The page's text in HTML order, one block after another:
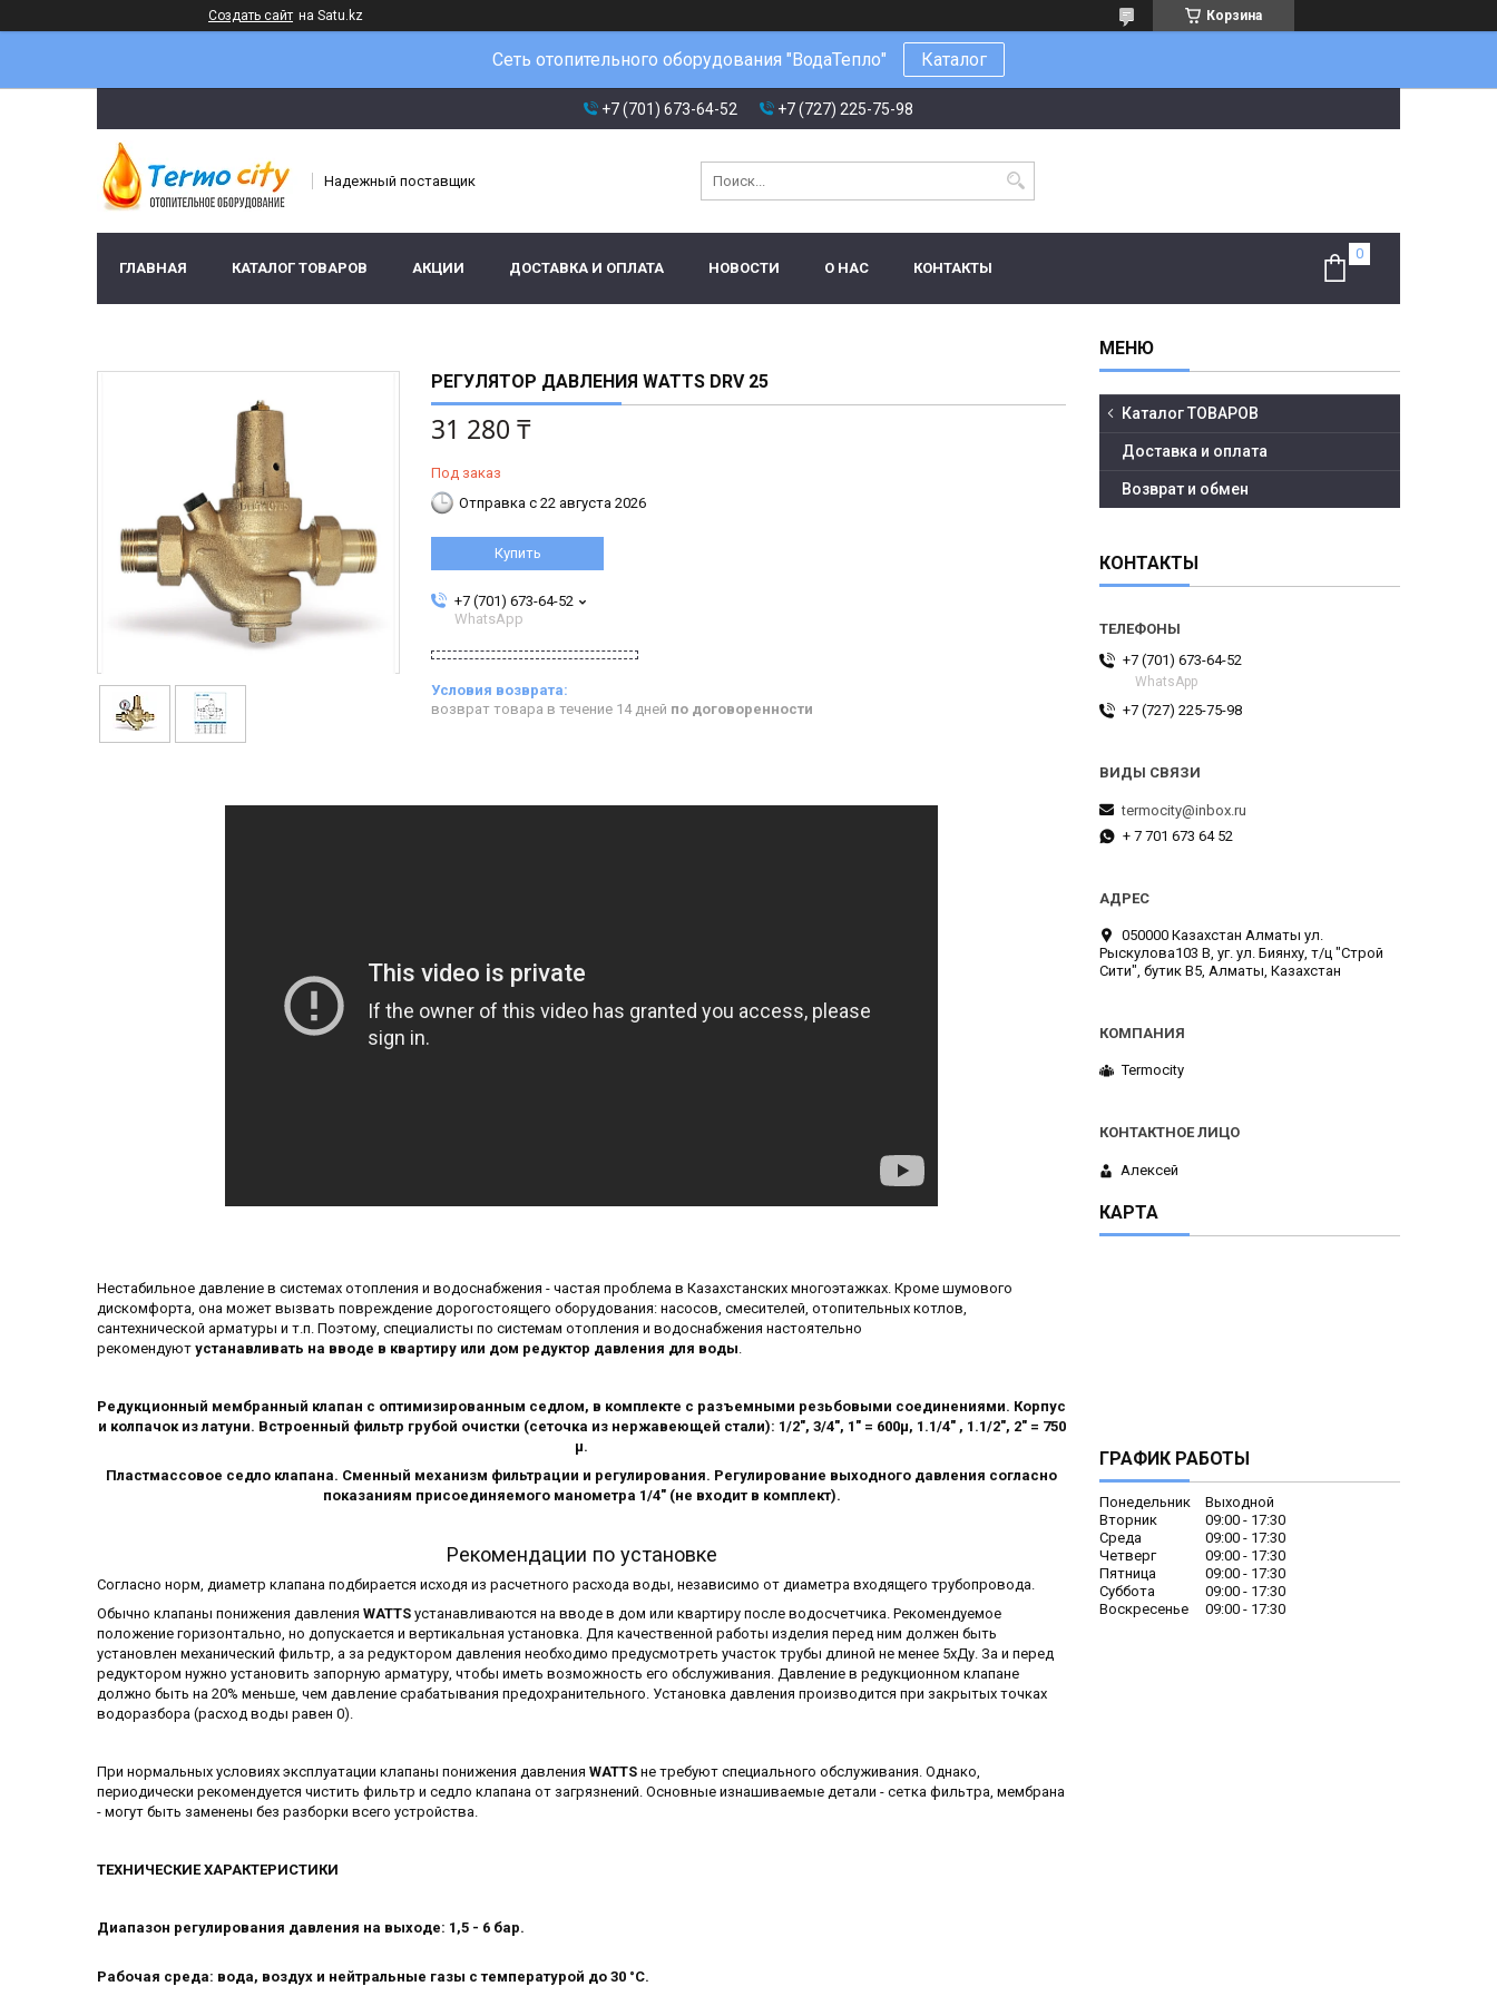
Создать сайт на Satu.kz Корзина
Сеть отопительного оборудования "ВодаТепло" Каталог
+7 (701) 673-64-52 +7 (727) 225-75-98
Надежный поставщик
ГЛАВНАЯ КАТАЛОГ ТОВАРОВ АКЦИИ ДОСТАВКА И ОПЛАТА НОВОСТИ О НАС КОНТАКТЫ
РЕГУЛЯТОР ДАВЛЕНИЯ WATTS DRV 25
31 280 ₸
Под заказ
Отправка с 22 августа 2026
Купить
+7 (701) 673-64-52
WhatsApp
возврат товара в течение 14 дней по договоренности
Нестабильное давление в системах отопления и водоснабжения - частая проблема в Казахстанских многоэтажках. Кроме шумового
дискомфорта, она может вызвать повреждение дорогостоящего оборудования: насосов, смесителей, отопительных котлов,
сантехнической арматуры и т.п. Поэтому, специалисты по системам отопления и водоснабжения настоятельно
рекомендуют устанавливать на вводе в квартиру или дом редуктор давления для воды.
Редукционный мембранный клапан с оптимизированным седлом, в комплекте с разъемными резьбовыми соединениями. Корпус
и колпачок из латуни. Встроенный фильтр грубой очистки (сеточка из нержавеющей стали): 1/2", 3/4", 1" = 600μ, 1.1/4" , 1.1/2", 2" = 750
μ.
Пластмассовое седло клапана. Сменный механизм фильтрации и регулирования. Регулирование выходного давления согласно
показаниям присоединяемого манометра 1/4" (не входит в комплект).
Рекомендации по установке
Согласно норм, диаметр клапана подбирается исходя из расчетного расхода воды, независимо от диаметра входящего трубопровода.
Обычно клапаны понижения давления WATTS устанавливаются на вводе в дом или квартиру после водосчетчика. Рекомендуемое
положение горизонтально, но допускается и вертикальная установка. Для качественной работы изделия перед ним должен быть
установлен механический фильтр, а за редуктором давления необходимо предусмотреть участок трубы длиной не менее 5хДу. За и перед
редуктором нужно установить запорную арматуру, чтобы иметь возможность его обслуживания. Давление в редукционном клапане
должно быть на 20% меньше, чем давление срабатывания предохранительного. Установка давления производится при закрытых точках
водоразбора (расход воды равен 0).
При нормальных условиях эксплуатации клапаны понижения давления WATTS не требуют специального обслуживания. Однако,
периодически рекомендуется чистить фильтр и седло клапана от загрязнений. Основные изнашиваемые детали - сетка фильтра, мембрана
- могут быть заменены без разборки всего устройства.
ТЕХНИЧЕСКИЕ ХАРАКТЕРИСТИКИ
Диапазон регулирования давления на выходе: 1,5 - 6 бар.
Рабочая среда: вода, воздух и нейтральные газы с температурой до 30 °C.
Каталог ТОВАРОВ
Доставка и оплата
Возврат и обмен
КОНТАКТЫ
+7 (701) 673-64-52
WhatsApp
+7 (727) 225-75-98
termocity@inbox.ru
+ 7 701 673 64 52
050000 Казахстан Алматы ул.
Рыскулова103 В, уг. ул. Биянху, т/ц "Строй
Сити", бутик В5, Алматы, Казахстан
Termocity
Алексей
КАРТА
ГРАФИК РАБОТЫ
Понедельник
Выходной
Вторник
09:00
17:30
Среда
09:00
17:30
Четверг
09:00
17:30
Пятница
09:00
17:30
Суббота
09:00
17:30
Воскресенье
09:00 17:30